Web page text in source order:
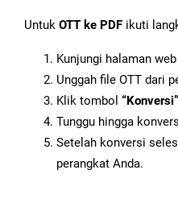
Untuk OTT ke PDF ikuti
Kunjungi halaman web
Unggah file OTT dari
Klik tombol “Konversi”
Tunggu hingga
Setelah konversi
perangkat Anda.